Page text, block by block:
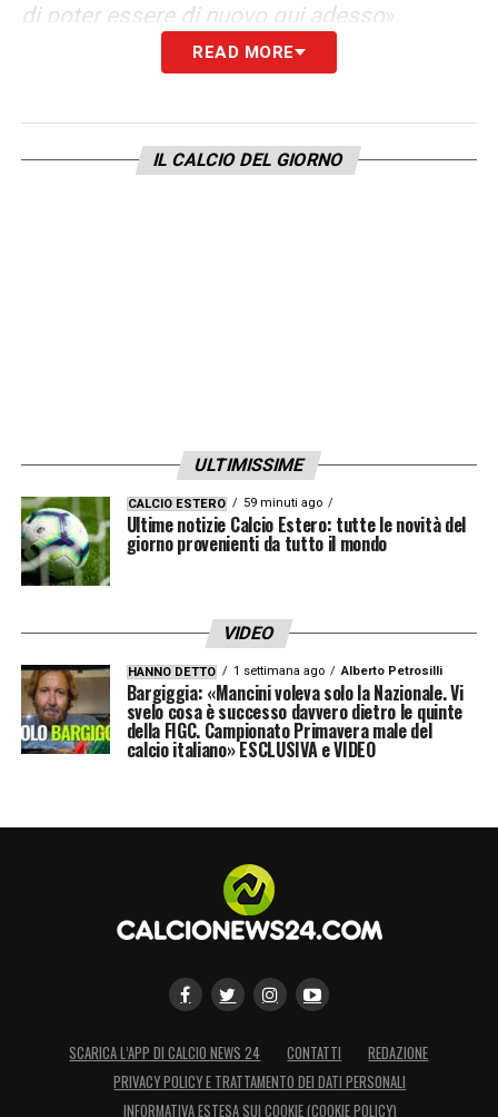
di poter essere di nuovo qui adesso».
READ MORE
IL CALCIO DEL GIORNO
ULTIMISSIME
CALCIO ESTERO 59 minuti ago
Ultime notizie Calcio Estero: tutte le novità del
giorno provenienti da tutto il mondo
VIDEO
HANNO DETTO 1 settimana ago Alberto Petrosilli
Bargiggia: «Mancini voleva solo la Nazionale. Vi
svelo cosa è successo davvero dietro le quinte
della FIGC. Campionato Primavera male del
calcio italiano» ESCLUSIVA e VIDEO
SCARICA L’APP DI CALCIO NEWS 24 CONTATTI
REDAZIONE
PRIVACY POLICY E TRATTAMENTO DEI DATI PERSONALI
INFORMATIVA ESTESA SUI COOKIE (COOKIE POLICY)